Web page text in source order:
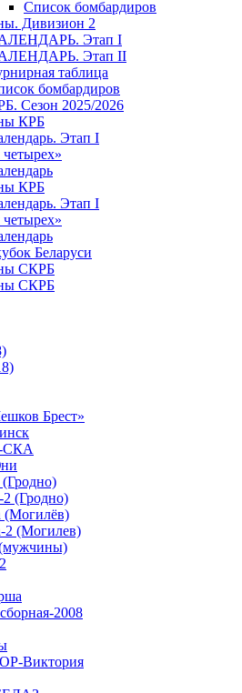
Список бомбардиров
Дивизион 2
Этап I
Этап II
таблица
бомбардиров
Сезон 2025/2026
КРБ
Этап I
КРБ
Этап I
Беларуси
СКРБ
СКРБ
Брест»
СКА
(Гродно)
2 (Могилев)
2008
Виктория